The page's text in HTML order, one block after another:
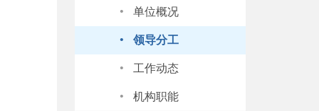
· 单位概况
· 领导分工
· 工作动态
· 机构职能